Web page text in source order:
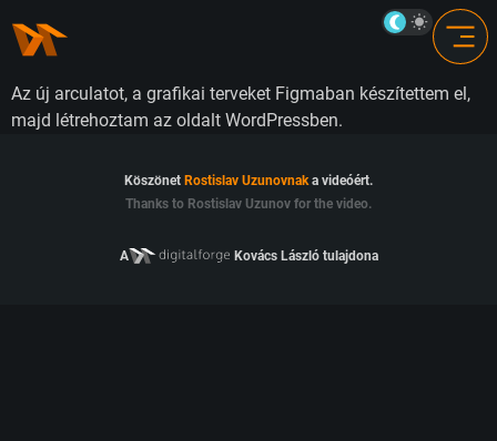
Az új arculatot, a grafikai terveket Figmaban készítettem el,
majd létrehoztam az oldalt WordPressben.
Köszönet Rostislav Uzunovnaka videóért.
Thanks to Rostislav Uzunov for the video.
A Kovács László tulajdona